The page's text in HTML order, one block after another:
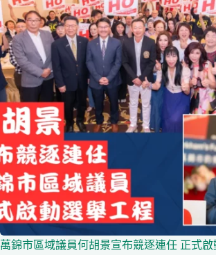
萬錦市區域議員何胡景宣布競逐連任 正式啟